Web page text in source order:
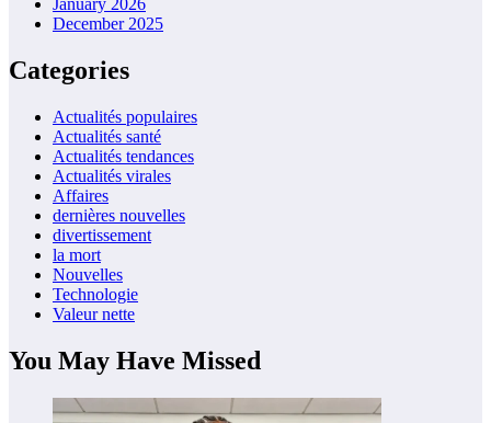
January 2026
December 2025
Categories
Actualités populaires
Actualités santé
Actualités tendances
Actualités virales
Affaires
dernières nouvelles
divertissement
la mort
Nouvelles
Technologie
Valeur nette
You May Have Missed